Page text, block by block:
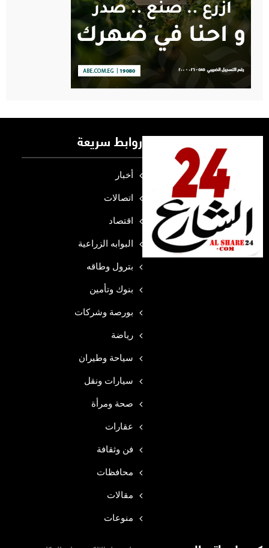
روابط سريعة
أخبار
اتصالات
اقتصاد
البوابه الزراعية
بترول وطاقه
بنوك وتأمين
بورصة وشركات
رياضة
سياحة وطيران
سيارات ونقل
صحة ومرأة
عقارات
فن وثقافة
محافظات
مقالات
منوعات